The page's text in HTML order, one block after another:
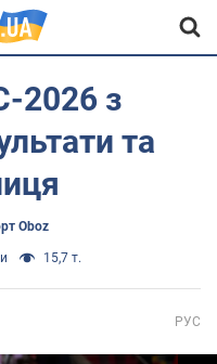
2026 з
та
Oboz
15,7 т.
РУС